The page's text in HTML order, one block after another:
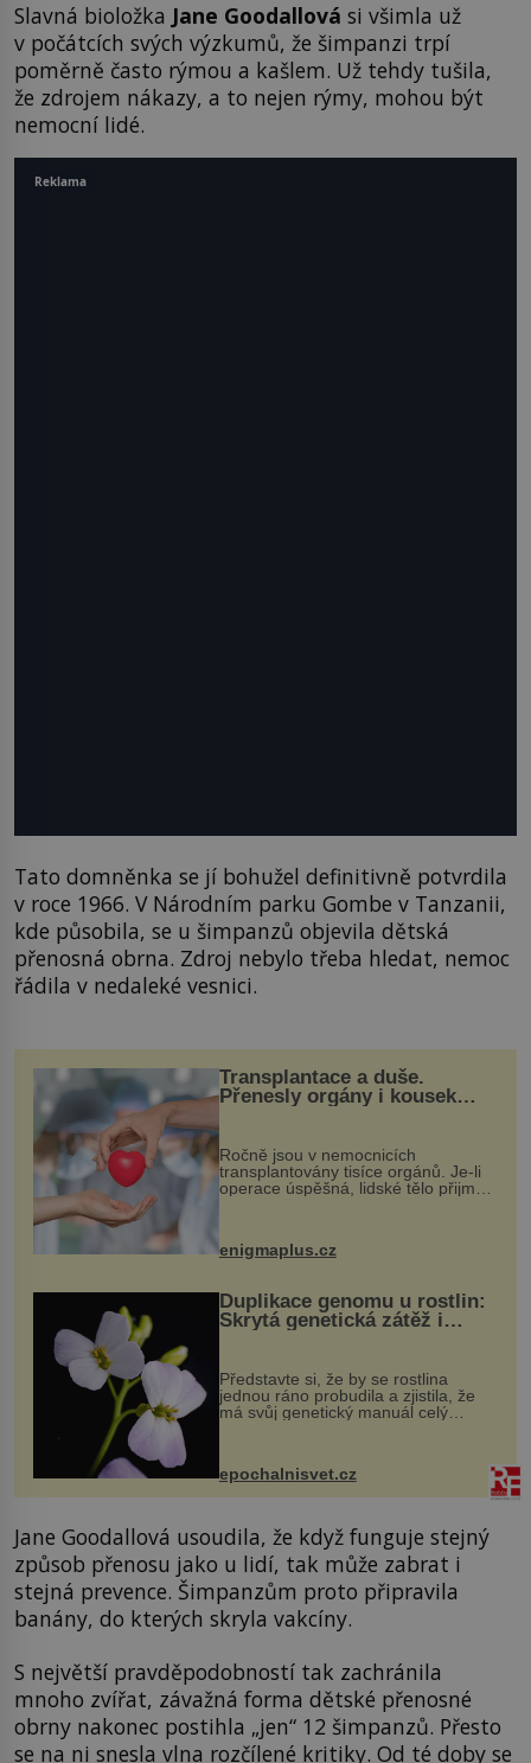
Slavná bioložka Jane Goodallová si všimla už
v počátcích svých výzkumů, že šimpanzi trpí
poměrně často rýmou a kašlem. Už tehdy tušila,
že zdrojem nákazy, a to nejen rýmy, mohou být
nemocní lidé.
Tato domněnka se jí bohužel definitivně potvrdila
v roce 1966. V Národním parku Gombe v Tanzanii,
kde působila, se u šimpanzů objevila dětská
přenosná obrna. Zdroj nebylo třeba hledat, nemoc
řádila v nedaleké vesnici.
Transplantace a duše.
Přenesly orgány i kousek
Ročně jsou v nemocnicích
transplantovány tisíce orgánů. Je-li
operace úspěšná, lidské tělo přijme
enigmaplus.cz
Duplikace genomu u rostlin:
Skrytá genetická zátěž i
Představte si, že by se rostlina
jednou ráno probudila a zjistila, že
má svůj genetický manuál celý
vstupenka...
epochalnisvet.cz
Jane Goodallová usoudila, že když funguje stejný
způsob přenosu jako u lidí, tak může zabrat i
stejná prevence. Šimpanzům proto připravila
banány, do kterých skryla vakcíny.
S největší pravděpodobností tak zachránila
mnoho zvířat, závažná forma dětské přenosné
obrny nakonec postihla „jen“ 12 šimpanzů. Přesto
se na ni snesla vlna rozčílené kritiky. Od té doby se
Reklama